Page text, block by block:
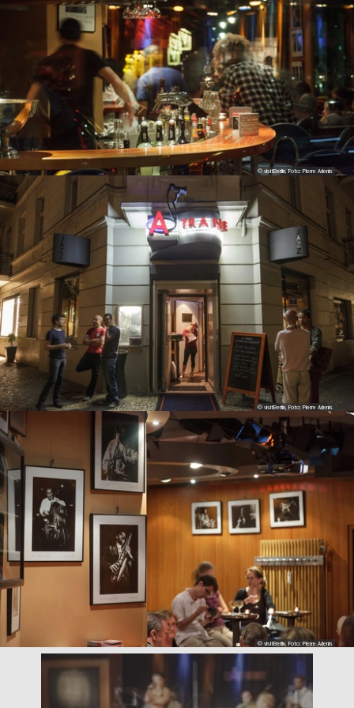
© visitBerlin, Foto: Pierre Adenis
© visitBerlin, Foto: Pierre Adenis
© visitBerlin, Foto: Pierre Adenis